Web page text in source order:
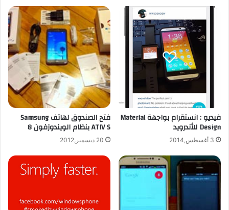
فيديو : انستقرام بواجهة Material
Design للأندرويد
3 أغسطس,2014
فتح الصندوق لهاتف Samsung
ATIV S بنظام الويندوزفون 8
20 ديسمبر,2012